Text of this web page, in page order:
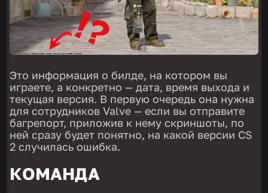
Это информация о билде, на котором вы
играете, а конкретно — дата, время выхода и
текущая версия. В первую очередь она нужна
для сотрудников Valve — если вы отправите
багрепорт, приложив к нему скриншоты, по
ней сразу будет понятно, на какой версии CS
2 случилась ошибка.
КОМАНДА